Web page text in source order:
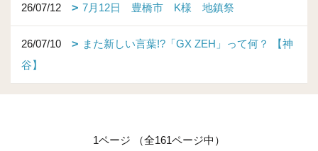
26/07/12 7月12日 豊橋市 K様 地鎮祭
26/07/10
また新しい言葉!?「GX ZEH」って何？ 【神
谷】
1ページ （全161ページ中）